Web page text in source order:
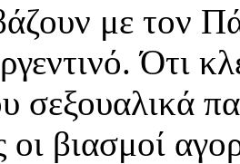
με τον
Ότι
σεξουαλικά
οι βιασμοί